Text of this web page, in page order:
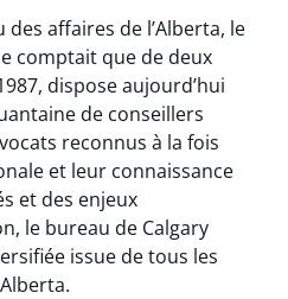
affaires de l’Alberta, le
comptait que de deux
dispose aujourd’hui
de conseillers
reconnus à la fois
et leur connaissance
et des enjeux
le bureau de Calgary
issue de tous les